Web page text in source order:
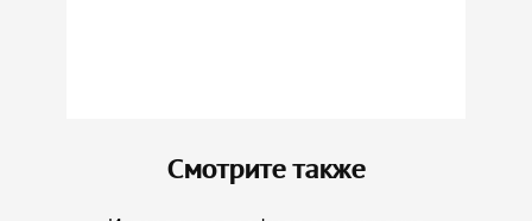
Смотрите также